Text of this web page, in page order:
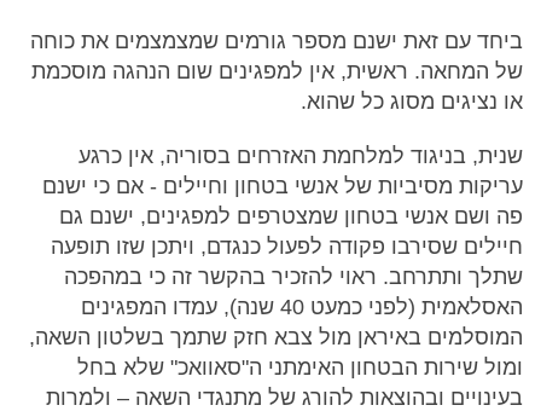
ביחד עם זאת ישנם מספר גורמים שמצמצמים את כוחה
של המחאה. ראשית, אין למפגינים שום הנהגה מוסכמת
או נציגים מסוג כל שהוא.
שנית, בניגוד למלחמת האזרחים בסוריה, אין כרגע
עריקות מסיביות של אנשי בטחון וחיילים - אם כי ישנם
פה ושם אנשי בטחון שמצטרפים למפגינים, ישנם גם
חיילים שסירבו פקודה לפעול כנגדם, ויתכן שזו תופעה
שתלך ותתרחב. ראוי להזכיר בהקשר זה כי במהפכה
האסלאמית (לפני כמעט 40 שנה), עמדו המפגינים
המוסלמים באיראן מול צבא חזק שתמך בשלטון השאה,
ומול שירות הבטחון האימתני ה"סאוואכ" שלא בחל
בעינויים ובהוצאות להורג של מתנגדי השאה – ולמרות